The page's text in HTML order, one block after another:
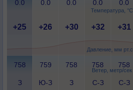
Температура, °C
Давление, мм
Ветер, метр/сек
0.0 0.0 0.0 0.0 0.0
+25 +26 +30 +32 +31
758 759 758 758 758
З
Ю-З
З
С-З
С-З